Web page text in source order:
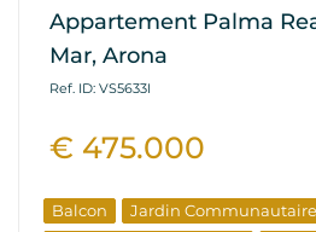
Appartement Palma
Mar, Arona
Ref. ID: VS5633I
€ 475.000
Balcon
Jardin Communautaire